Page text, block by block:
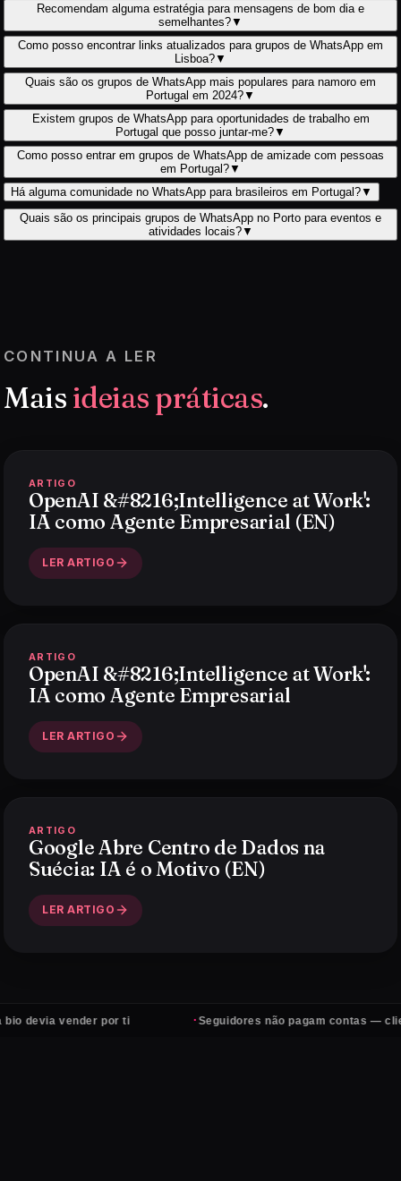
Recomendam alguma estratégia para mensagens de bom dia e
semelhantes?▼
Como posso encontrar links atualizados para grupos de WhatsApp em
Lisboa?▼
Quais são os grupos de WhatsApp mais populares para namoro em
Portugal em 2024?▼
Existem grupos de WhatsApp para oportunidades de trabalho em
Portugal que posso juntar-me?▼
Como posso entrar em grupos de WhatsApp de amizade com pessoas
em Portugal?▼
Há alguma comunidade no WhatsApp para brasileiros em Portugal?▼
Quais são os principais grupos de WhatsApp no Porto para eventos e
atividades locais?▼
CONTINUA A LER
Mais ideias práticas.
ARTIGO
OpenAI &#8216;Intelligence at Work':
IA como Agente Empresarial (EN)
LER ARTIGO
ARTIGO
OpenAI &#8216;Intelligence at Work':
IA como Agente Empresarial
LER ARTIGO
ARTIGO
Google Abre Centro de Dados na
Suécia: IA é o Motivo (EN)
LER ARTIGO
vender por ti Seguidores não pagam contas — clientes sim